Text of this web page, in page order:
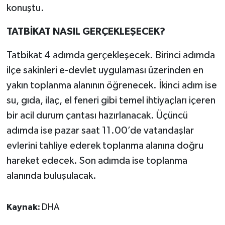
konuştu.
TATBİKAT NASIL GERÇEKLEŞECEK?
Tatbikat 4 adımda gerçekleşecek. Birinci adımda
ilçe sakinleri e-devlet uygulaması üzerinden en
yakın toplanma alanının öğrenecek. İkinci adım ise
su, gıda, ilaç, el feneri gibi temel ihtiyaçları içeren
bir acil durum çantası hazırlanacak. Üçüncü
adımda ise pazar saat 11.00’de vatandaşlar
evlerini tahliye ederek toplanma alanına doğru
hareket edecek. Son adımda ise toplanma
alanında buluşulacak.
Kaynak: DHA